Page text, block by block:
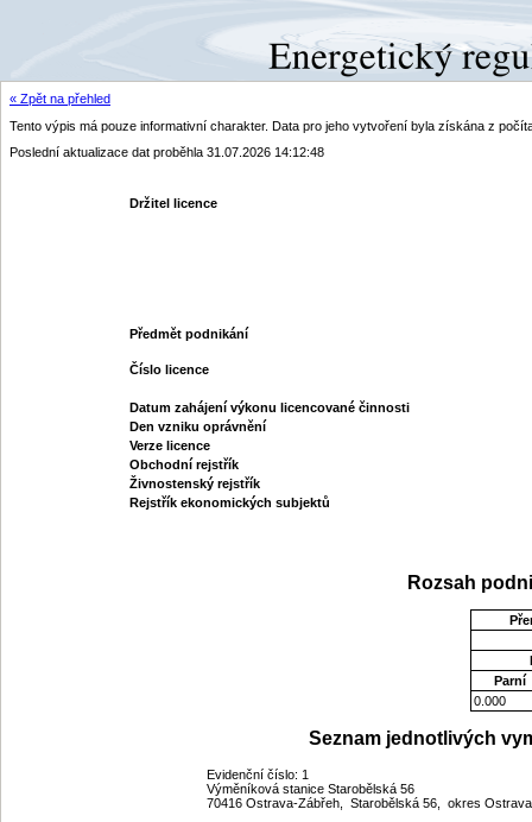
« Zpět na přehled
Tento výpis má pouze informativní charakter. Data pro jeho vytvoření byla získána z
Poslední aktualizace dat proběhla 31.07.2026 14:12:48
Držitel licence
Předmět podnikání
Číslo licence
Datum zahájení výkonu licencované činnosti
Den vzniku oprávnění
Verze licence
Obchodní rejstřík
Živnostenský rejstřík
Rejstřík ekonomických subjektů
Rozsah
Parní
0.000
Seznam jednotlivých
Evidenční číslo: 1
Výměníková stanice Starobělská 56
70416 Ostrava-Zábřeh, Starobělská 56, okres